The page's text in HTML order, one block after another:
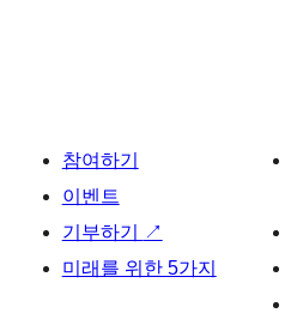
참여하기
이벤트
기부하기
↗
미래를 위한 5가지